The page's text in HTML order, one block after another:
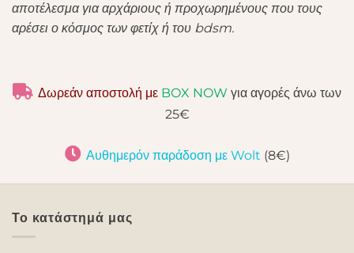
αποτέλεσμα για αρχάριους ή προχωρημένους που τους
αρέσει ο κόσμος των φετίχ ή του bdsm.
Δωρεάν αποστολή με BOX NOW για αγορές άνω των
25€
Αυθημερόν παράδοση με Wolt (8€)
Το κατάστημά μας